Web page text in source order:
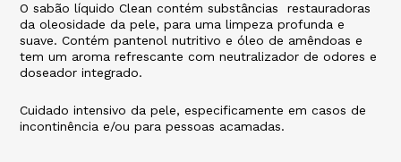
O sabão líquido Clean contém substâncias restauradoras
da oleosidade da pele, para uma limpeza profunda e
suave. Contém pantenol nutritivo e óleo de amêndoas e
tem um aroma refrescante com neutralizador de odores e
doseador integrado.
Cuidado intensivo da pele, especificamente em casos de
incontinência e/ou para pessoas acamadas.